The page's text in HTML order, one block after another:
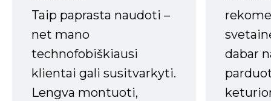
Taip paprasta naudoti –
net mano
technofobiškiausi
klientai gali susitvarkyti.
Lengva montuoti,
dabar